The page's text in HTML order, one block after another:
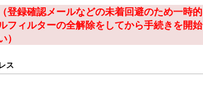
登録確認メールなどの未着回避のため一時
フィルターの全解除をしてから手続きを開
）
ス